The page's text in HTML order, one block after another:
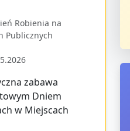
Robienia na
Publicznych
zabawa
Dniem
w Miejscach